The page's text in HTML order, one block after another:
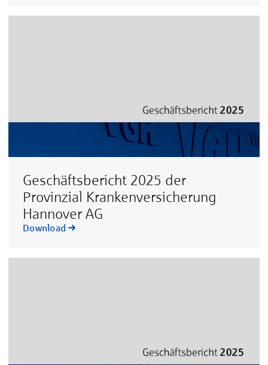
Geschäftsbericht 2025 der
Provinzial Krankenversicherung
Hannover AG
Download